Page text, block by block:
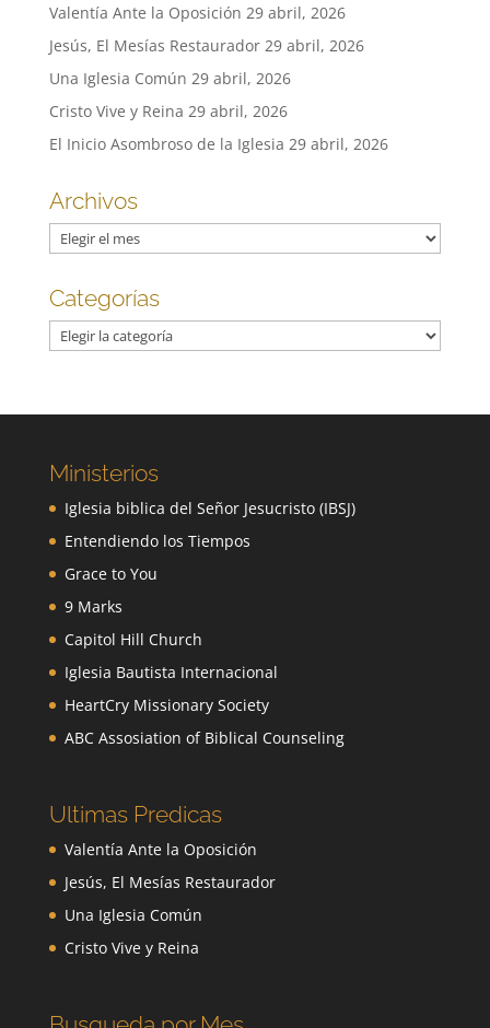
Valentía Ante la Oposición 29 abril, 2026
Jesús, El Mesías Restaurador 29 abril, 2026
Una Iglesia Común 29 abril, 2026
Cristo Vive y Reina 29 abril, 2026
El Inicio Asombroso de la Iglesia 29 abril, 2026
Archivos
Archivos
Categorías
Categorías
Ministerios
Iglesia biblica del Señor Jesucristo (IBSJ)
Entendiendo los Tiempos
Grace to You
9 Marks
Capitol Hill Church
Iglesia Bautista Internacional
HeartCry Missionary Society
ABC Assosiation of Biblical Counseling
Ultimas Predicas
Valentía Ante la Oposición
Jesús, El Mesías Restaurador
Una Iglesia Común
Cristo Vive y Reina